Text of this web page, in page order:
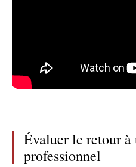
Évaluer le retour à
professionnel